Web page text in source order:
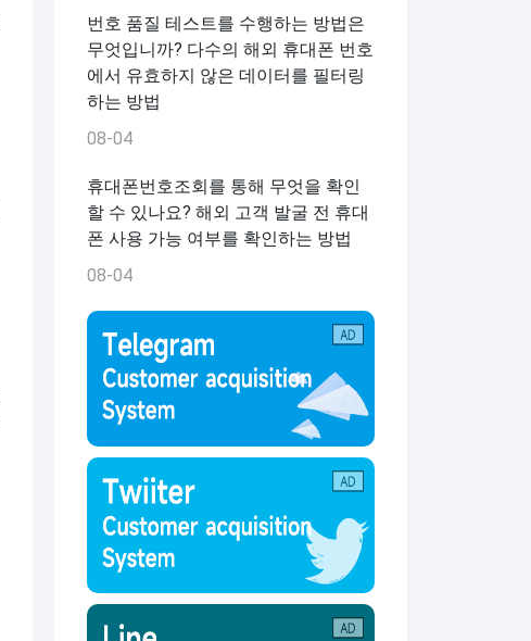
번호 품질 테스트를 수행하는 방법은
무엇입니까? 다수의 해외 휴대폰 번호
에서 유효하지 않은 데이터를 필터링
하는 방법
08-04
휴대폰번호조회를 통해 무엇을 확인
할 수 있나요? 해외 고객 발굴 전 휴대
폰 사용 가능 여부를 확인하는 방법
08-04